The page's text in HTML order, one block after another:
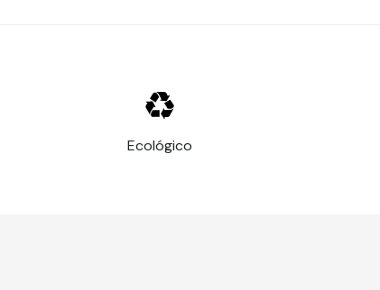
Ecológico